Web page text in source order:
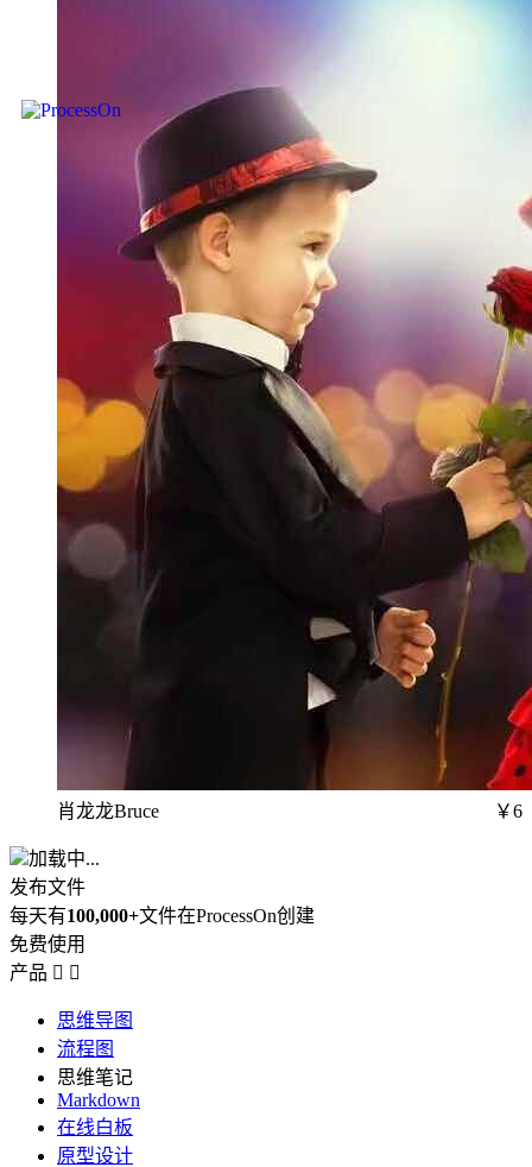
肖龙龙Bruce ￥6
加载中...
发布文件
每天有100,000+文件在ProcessOn创建
免费使用
产品  
思维导图
流程图
思维笔记
Markdown
在线白板
原型设计